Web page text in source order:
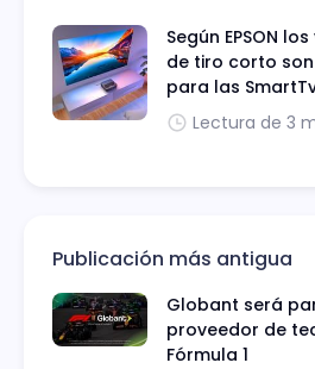
Según EPSON
de tiro corto
para las
Lectura de 3
Publicación más antigua
Globant será
proveedor de
Fórmula 1